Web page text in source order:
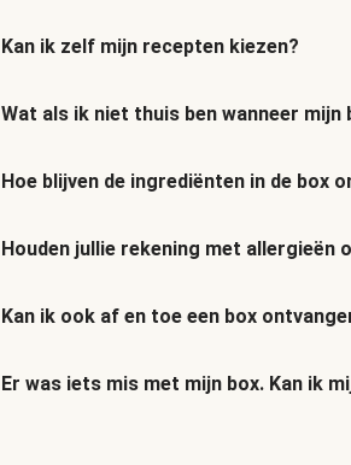
Kan ik zelf mijn recepten kiezen?
Wat als ik niet thuis ben wanneer
Hoe blijven de ingrediënten in de box
Houden jullie rekening met allergieën
Kan ik ook af en toe een box
Er was iets mis met mijn box. Kan ik